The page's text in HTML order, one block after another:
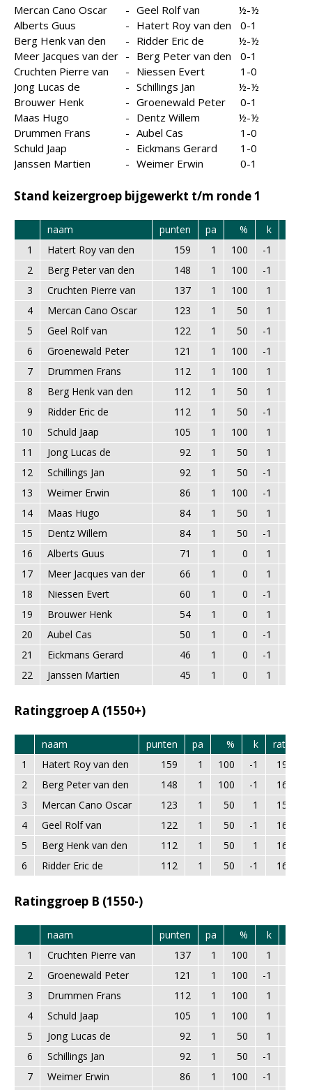
Mercan Cano Oscar - Geel Rolf van
½-½
Alberts Guus
- Hatert Roy van den
0-1
Berg Henk van den
- Ridder Eric de
½-½
Meer Jacques van der - Berg Peter van den
0-1
Cruchten Pierre van
- Niessen Evert
1-0
Jong Lucas de
- Schillings Jan
½-½
Brouwer Henk
- Groenewald Peter
0-1
Maas Hugo
- Dentz Willem
½-½
Drummen Frans
- Aubel Cas
1-0
Schuld Jaap
- Eickmans Gerard
1-0
Janssen Martien
- Weimer Erwin 0-1
Stand keizergroep bijgewerkt t/m ronde 1
naam punten pa % k
1
Hatert Roy van den 159 1 100 -1
2
Berg Peter van den 148 1 100 -1
3
Cruchten Pierre van 137 1 100 1
4
Mercan Cano Oscar 123 1 50 1
5
Geel Rolf van 122 1 50 -1
6
Groenewald Peter 121 1 100 -1
7
Drummen Frans 112 1 100 1
8
Berg Henk van den 112 1 50 1
9
Ridder Eric de 112 1 50 -1
10
Schuld Jaap 105 1 100 1
11
Jong Lucas de 92 1 50 1
12
Schillings Jan 92 1 50 -1
13
Weimer Erwin 86 1 100 -1
14
Maas Hugo 84 1 50 1
15
Dentz Willem 84 1 50 -1
16
Alberts Guus 71 1 0 1
17
Meer Jacques van der 66 1 0 1
18
Niessen Evert 60 1 0 -1
19
Brouwer Henk 54 1 0 1
20
Aubel Cas 50 1 0 -1
21
Eickmans Gerard 46 1 0 -1
22
Janssen Martien 45 1 0 1
Ratinggroep A (1550+)
naam punten pa % k
rating
1
Hatert Roy van den 159 1 100 -1
1960
2
Berg Peter van den 148 1 100 -1
1697
3
Mercan Cano Oscar 123 1 50 1
1585
4
Geel Rolf van 122 1 50 -1
1648
5
Berg Henk van den 112 1 50 1
1687
6
Ridder Eric de 112 1 50 -1 1698
Ratinggroep B (1550-)
naam punten pa % k
1
Cruchten Pierre van 137 1 100 1
2
Groenewald Peter 121 1 100 -1
3
Drummen Frans 112 1 100 1
4
Schuld Jaap 105 1 100 1
5
Jong Lucas de 92 1 50 1
6
Schillings Jan 92 1 50 -1
7
Weimer Erwin 86 1 100 -1